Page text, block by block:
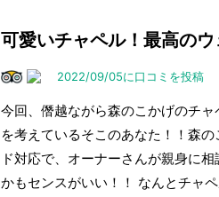
可愛いチャペル！最高のウ
2022/09/05に口コミを投稿
今回、僭越ながら森のこかげのチ
を考えているそこのあなた！！森
ド対応で、オーナーさんが親身に
かもセンスがいい！！ なんとチャ